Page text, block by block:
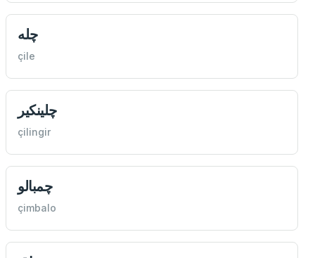
چله
çile
چلينكير
çilingir
چمبالو
çimbalo